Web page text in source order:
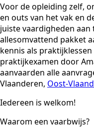
Voor de opleiding zelf,
en outs van het vak en
juiste vaardigheden aan
allesomvattend pakket
kennis als
praktijkexamen door
aanvaarden alle
Vlaanderen, Oost-
Iedereen is welkom!
Waarom een vaarbwijs?